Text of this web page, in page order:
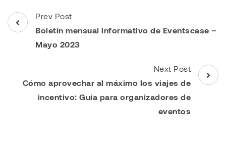
Post
Navigation
Prev Post
Boletín mensual informativo de Eventscase –
Mayo 2023
Next Post
Cómo aprovechar al máximo los viajes de
incentivo: Guía para organizadores de
eventos